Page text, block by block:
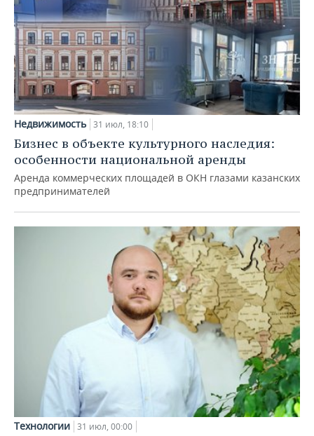
Недвижимость 31 июл, 18:10
Бизнес в объекте культурного наследия:
особенности национальной аренды
Аренда коммерческих площадей в ОКН глазами казанских
предпринимателей
Технологии 31 июл, 00:00